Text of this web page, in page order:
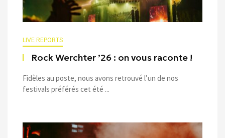
LIVE REPORTS
Rock Werchter ’26 : on vous raconte !
Fidèles au poste, nous avons retrouvé l’un de nos
festivals préférés cet été ...